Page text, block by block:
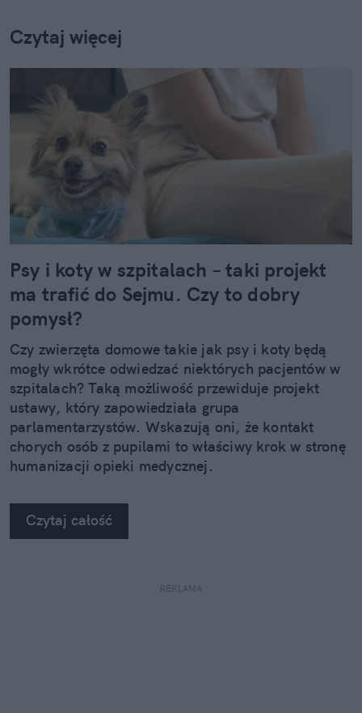
Czytaj więcej
Psy i koty w szpitalach – taki projekt
ma trafić do Sejmu. Czy to dobry
pomysł?
Czy zwierzęta domowe takie jak psy i koty będą
mogły wkrótce odwiedzać niektórych pacjentów w
szpitalach? Taką możliwość przewiduje projekt
ustawy, który zapowiedziała grupa
parlamentarzystów. Wskazują oni, że kontakt
chorych osób z pupilami to właściwy krok w stronę
humanizacji opieki medycznej.
Czytaj całość
REKLAMA